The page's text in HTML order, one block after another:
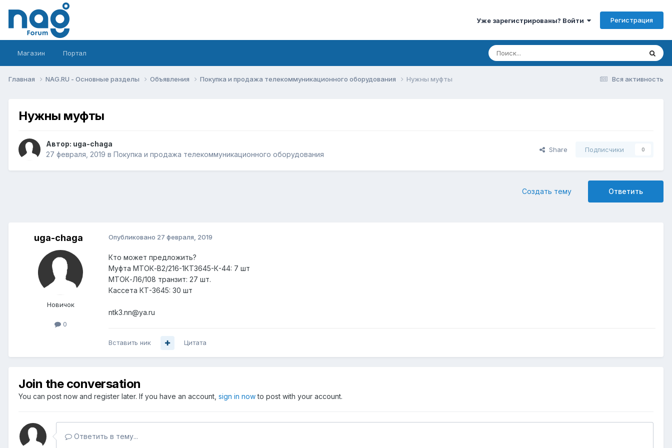
Уже зарегистрированы? Войти Регистрация
Магазин Портал
Вся активность
Главная NAG.RU - Основные разделы Объявления Покупка и продажа телекоммуникационного оборудования Нужны муфты
Нужны муфты
Автор: uga-chaga
27 февраля, 2019 в Покупка и продажа телекоммуникационного оборудования
Share Подписчики 0
Ответить
Создать тему
uga-chaga
Новичок
0
Опубликовано 27 февраля, 2019
Кто может предложить?
Муфта МТОК-В2/216-1КТ3645-К-44: 7 шт
МТОК-Л6/108 транзит: 27 шт.
Кассета КТ-3645: 30 шт
ntk3.nn@ya.ru
Вставить ник Цитата
Join the conversation
You can post now and register later. If you have an account, sign in nowto post with your account.
Ответить в тему...